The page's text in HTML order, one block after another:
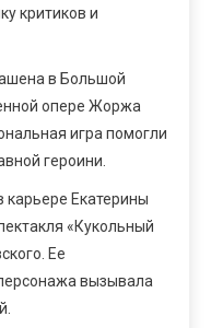
критиков и
в Большой
опере Жоржа
игра помогли
героини.
Екатерины
«Кукольный
Ее
вызывала